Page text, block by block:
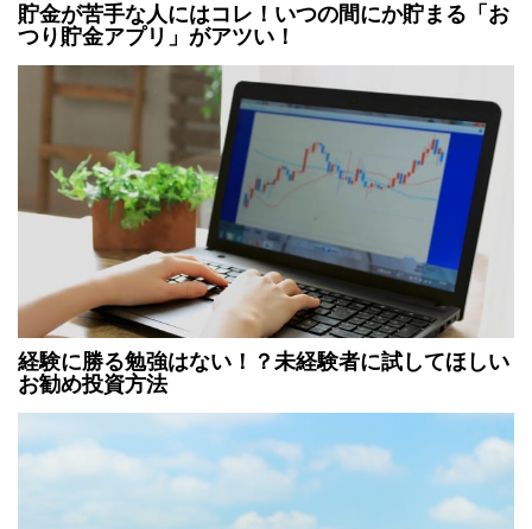
貯金が苦手な人にはコレ！いつの間にか貯まる「お
つり貯金アプリ」がアツい！
経験に勝る勉強はない！？未経験者に試してほしい
お勧め投資方法